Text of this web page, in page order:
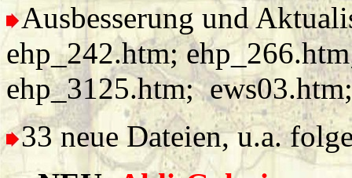
Ausbesserung und
ehp_242.htm;
ehp_3125.htm;
33 neue Dateien, u.a.